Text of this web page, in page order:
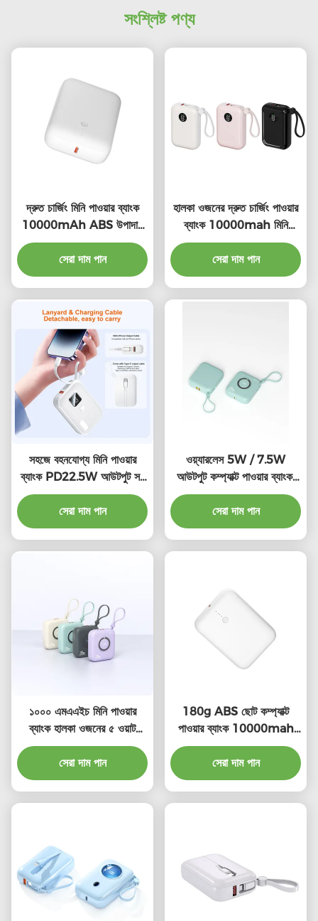
সংশ্লিষ্ট পণ্য
দ্রুত চার্জিং মিনি পাওয়ার ব্যাংক
10000mAh ABS উপাদান
কালো / সাদা
সেরা দাম পান
হালকা ওজনের দ্রুত চার্জিং পাওয়ার
ব্যাংক 10000mah মিনি
OEM উপলব্ধ
সেরা দাম পান
সহজে বহনযোগ্য মিনি পাওয়ার
ব্যাংক PD22.5W আউটপুট সহ
হালকা 10000mah পাওয়ার
ব্যাংক
সেরা দাম পান
ওয়্যারলেস 5W / 7.5W
আউটপুট কম্প্যাক্ট পাওয়ার ব্যাংক,
হালকা ওজনের পোর্টেবল পাওয়ার
ব্যাংক 10000mah
সেরা দাম পান
১০০০ এমএএইচ মিনি পাওয়ার
ব্যাংক হালকা ওজনের ৫ ওয়াট
ওয়্যারলেস আউটপুট সহজে
বহনযোগ্য
সেরা দাম পান
180g ABS ছোট কম্প্যাক্ট
পাওয়ার ব্যাংক 10000mah
PD20W আউটপুট সহ
সেরা দাম পান